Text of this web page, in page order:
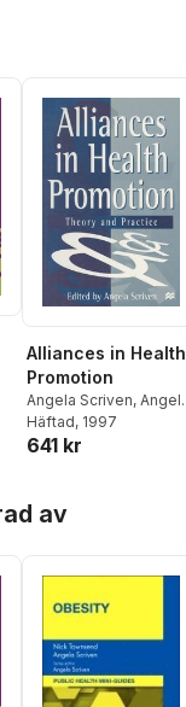
antal röster:
Alliances in Health
Promotion
Angela Scriven,
Scriven
Häftad, 1997
641 kr
av